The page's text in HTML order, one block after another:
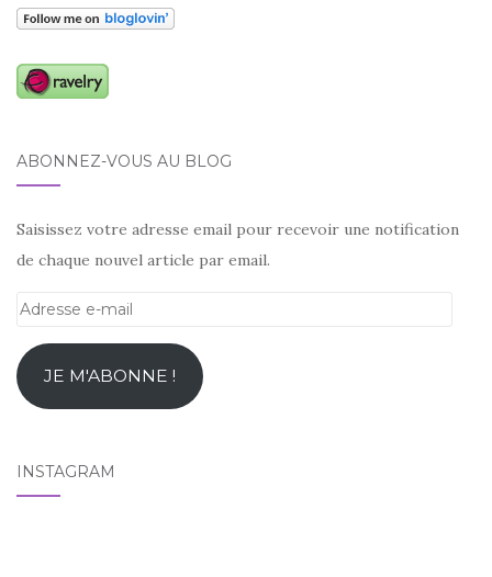
ABONNEZ-VOUS AU BLOG
Saisissez votre adresse email pour recevoir une notification
de chaque nouvel article par email.
Adresse
mailJE M'ABONNE !
INSTAGRAM